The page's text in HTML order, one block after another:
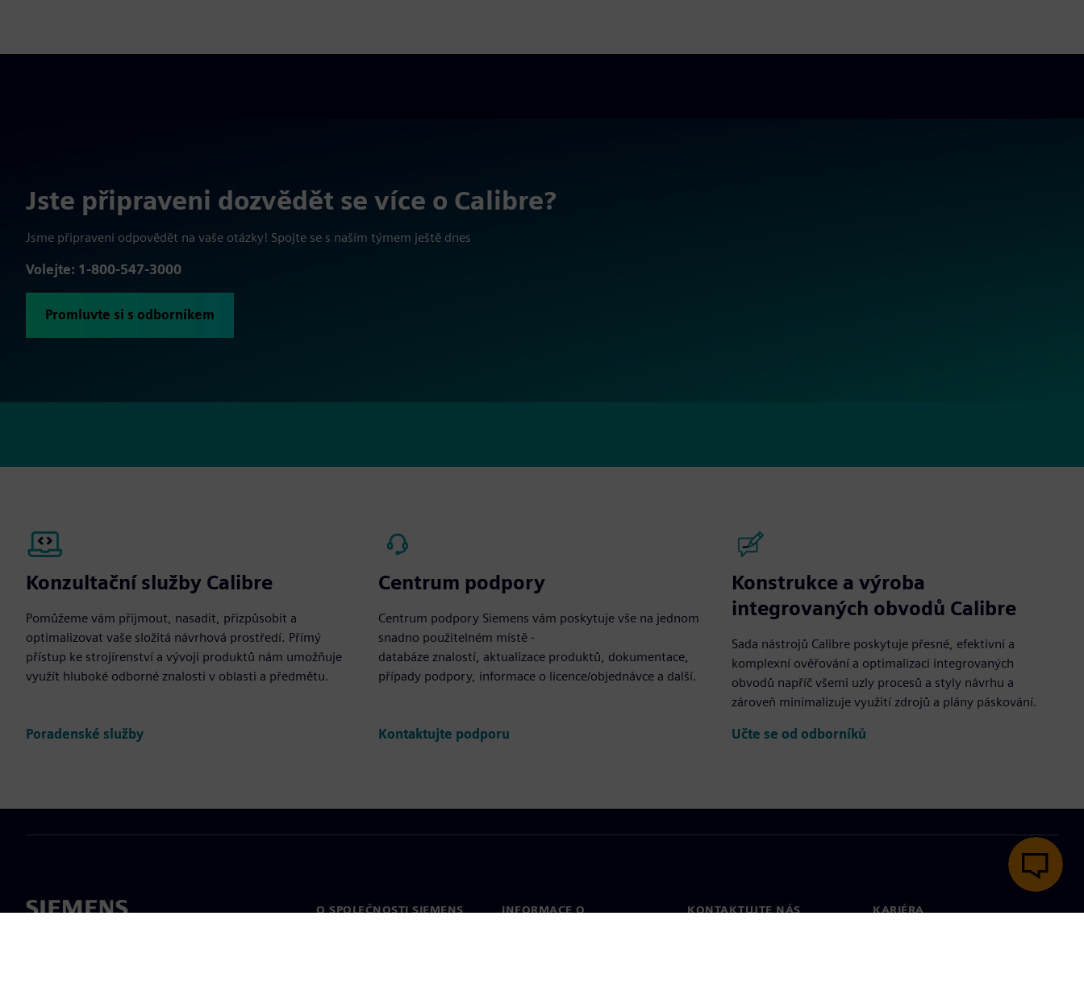
Jste připraveni dozvědět se více o Calibre?
Jsme připraveni odpovědět na vaše otázky! Spojte se s naším týmem ještě dnes
Volejte: 1-800-547-3000
Promluvte si s odborníkem
Konzultační služby Calibre
Pomůžeme vám přijmout, nasadit, přizpůsobit a
optimalizovat vaše složitá návrhová prostředí. Přímý
přístup ke strojírenství a vývoji produktů nám umožňuje
využít hluboké odborné znalosti v oblasti a předmětu.
Poradenské služby
Centrum podpory
Centrum podpory Siemens vám poskytuje vše na jednom
snadno použitelném místě -
databáze znalostí, aktualizace produktů, dokumentace,
případy podpory, informace o licence/objednávce a další.
Kontaktujte podporu
Konstrukce a výroba
integrovaných obvodů Calibre
Sada nástrojů Calibre poskytuje přesné, efektivní a
komplexní ověřování a optimalizaci integrovaných
obvodů napříč všemi uzly procesů a styly návrhu a
zároveň minimalizuje využití zdrojů a plány páskování.
Učte se od odborníků
O SPOLEČNOSTI SIEMENS
INFORMACE O
KONTAKTUJTE NÁS KARIÉRA